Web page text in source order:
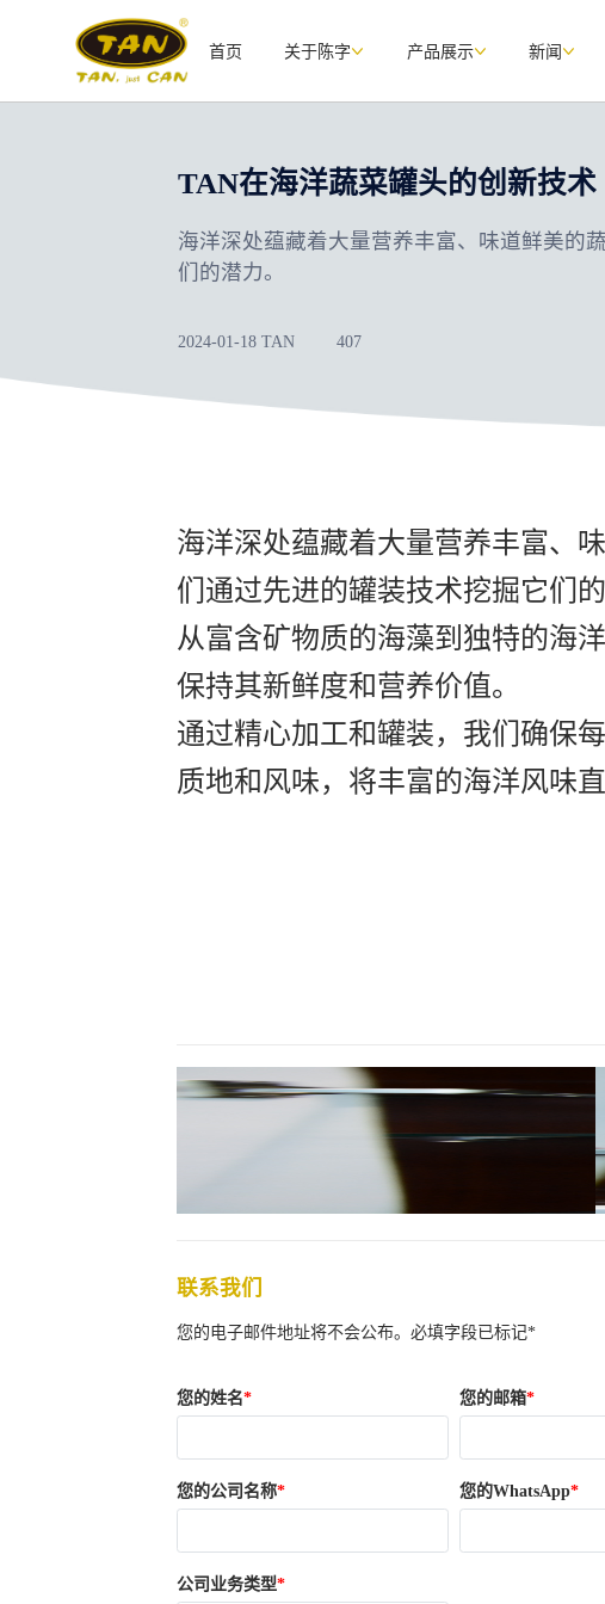
首页 关于陈字 产品展示 新闻
TAN在海洋蔬菜罐头的创新技术
海洋深处蕴藏着大量营养丰富、味道鲜美的
们的潜力。
2024-01-18 TAN 407
海洋深处蕴藏着大量营养丰富、
们通过先进的罐装技术挖掘它们的
从富含矿物质的海藻到独特的海
保持其新鲜度和营养价值。
通过精心加工和罐装，我们确保
质地和风味，将丰富的海洋风味
联系我们
您的电子邮件地址将不会公布。必填字段已标记*
您的姓名 您的邮箱
您的公司名称 您的WhatsApp
公司业务类型